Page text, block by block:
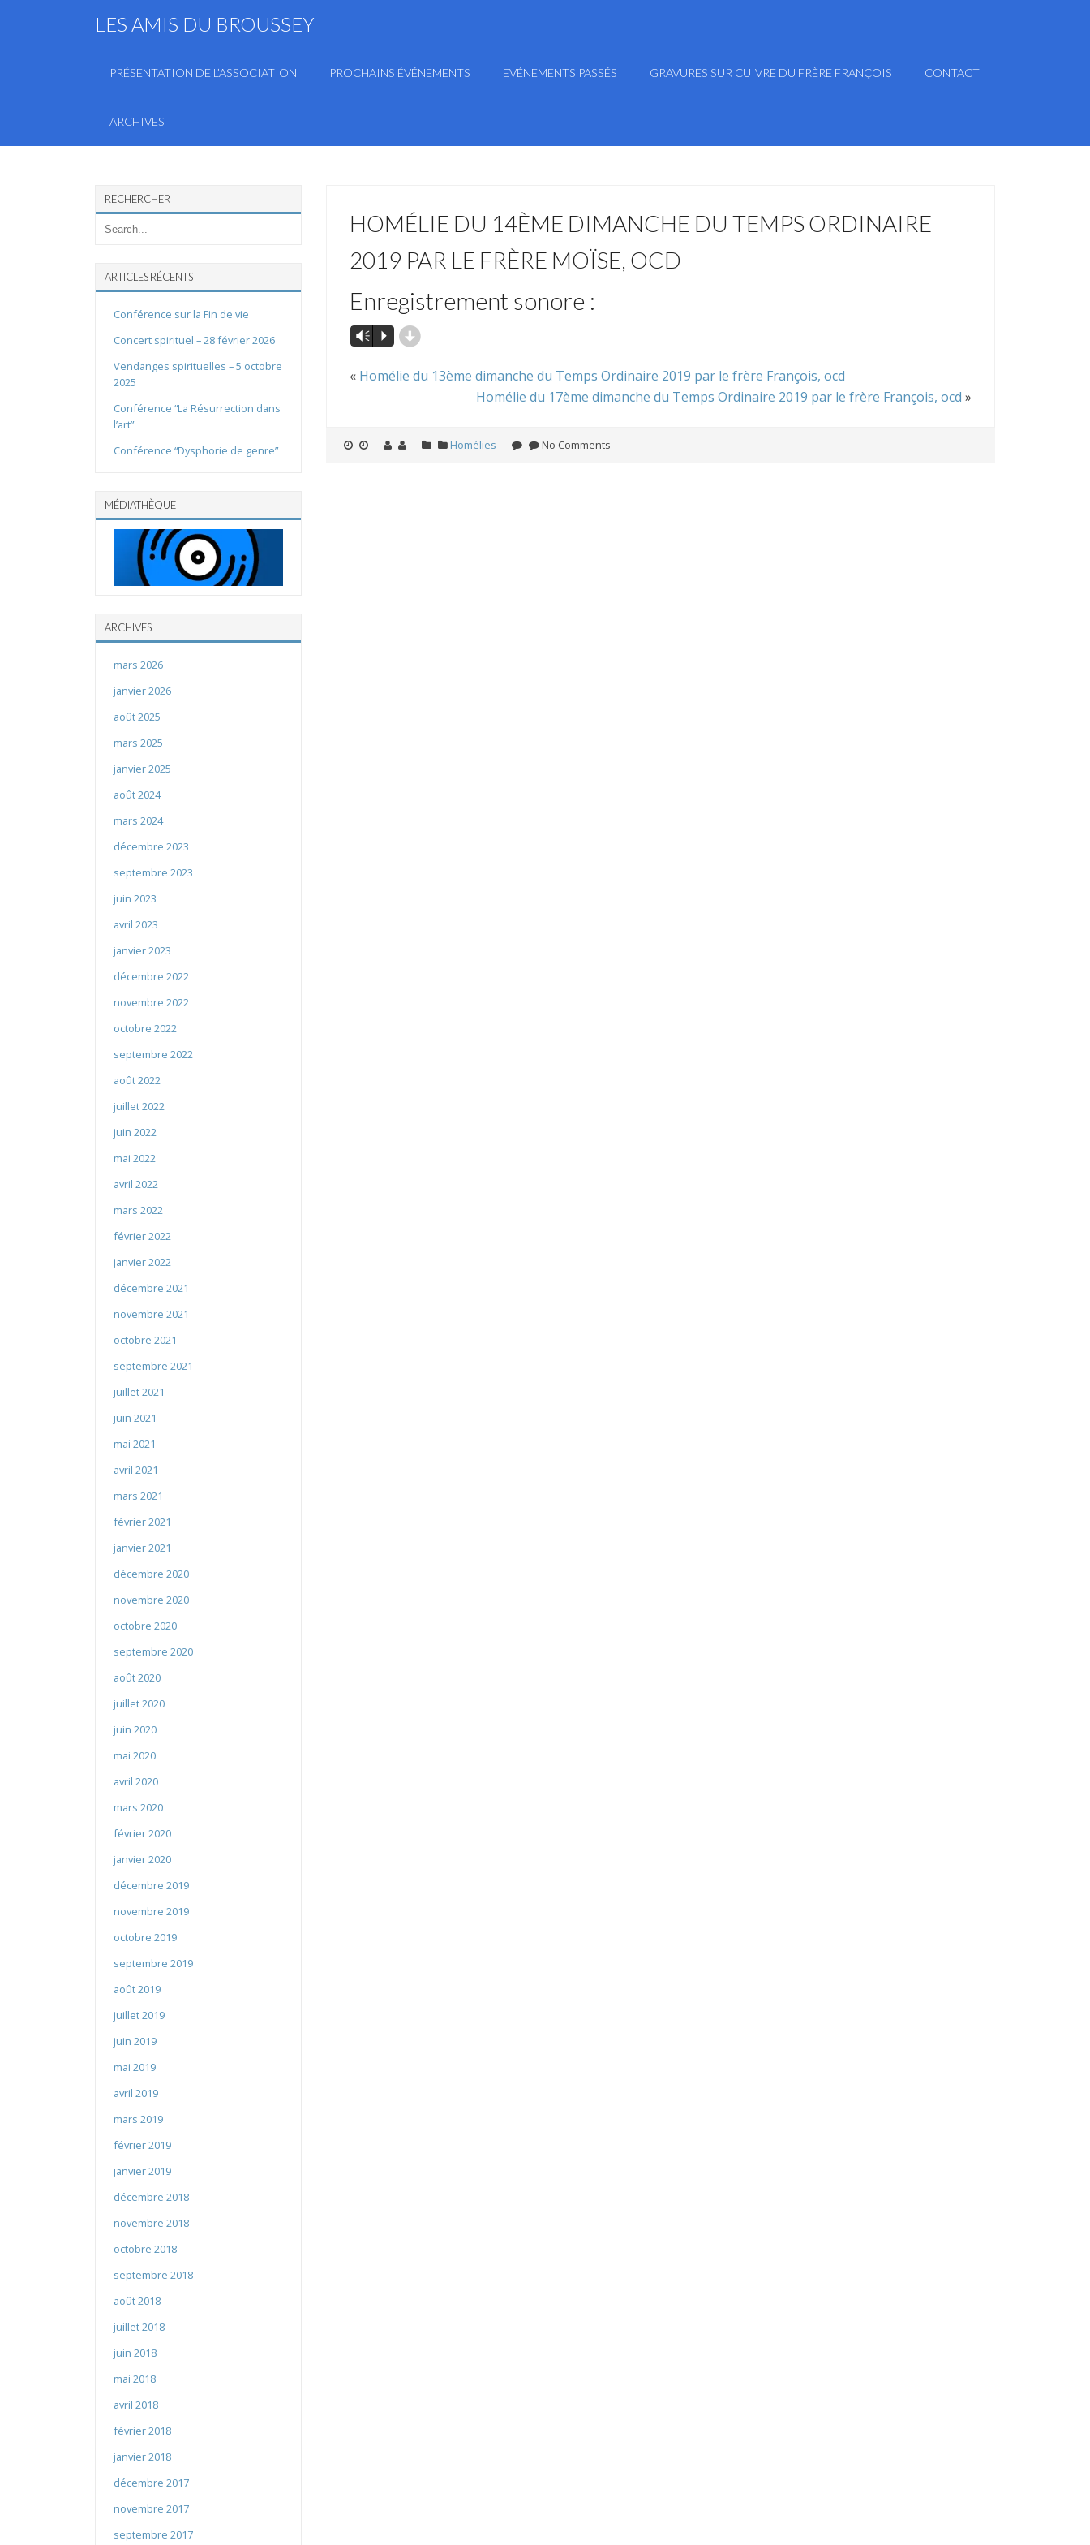
LES AMIS DU BROUSSEY
PRÉSENTATION DE L’ASSOCIATION PROCHAINS ÉVÉNEMENTS EVÉNEMENTS PASSÉS GRAVURES SUR CUIVRE DU FRÈRE FRANÇOIS CONTACT
ARCHIVES
HOMÉLIE DU 14ÈME DIMANCHE DU TEMPS ORDINAIRE
2019 PAR LE FRÈRE MOÏSE, OCD
Enregistrement sonore :
Vm P d
« Homélie du 13ème dimanche du Temps Ordinaire 2019 par le frère François, ocd
Homélie du 17ème dimanche du Temps Ordinaire 2019 par le frère François, ocd »
Homélies No Comments
RECHERCHER
ARTICLES RÉCENTS
Conférence sur la Fin de vie
Concert spirituel – 28 février 2026
Vendanges spirituelles – 5 octobre
2025
Conférence “La Résurrection dans
l’art”
Conférence “Dysphorie de genre”
MÉDIATHÈQUE
ARCHIVES
mars 2026
janvier 2026
août 2025
mars 2025
janvier 2025
août 2024
mars 2024
décembre 2023
septembre 2023
juin 2023
avril 2023
janvier 2023
décembre 2022
novembre 2022
octobre 2022
septembre 2022
août 2022
juillet 2022
juin 2022
mai 2022
avril 2022
mars 2022
février 2022
janvier 2022
décembre 2021
novembre 2021
octobre 2021
septembre 2021
juillet 2021
juin 2021
mai 2021
avril 2021
mars 2021
février 2021
janvier 2021
décembre 2020
novembre 2020
octobre 2020
septembre 2020
août 2020
juillet 2020
juin 2020
mai 2020
avril 2020
mars 2020
février 2020
janvier 2020
décembre 2019
novembre 2019
octobre 2019
septembre 2019
août 2019
juillet 2019
juin 2019
mai 2019
avril 2019
mars 2019
février 2019
janvier 2019
décembre 2018
novembre 2018
octobre 2018
septembre 2018
août 2018
juillet 2018
juin 2018
mai 2018
avril 2018
février 2018
janvier 2018
décembre 2017
novembre 2017
septembre 2017